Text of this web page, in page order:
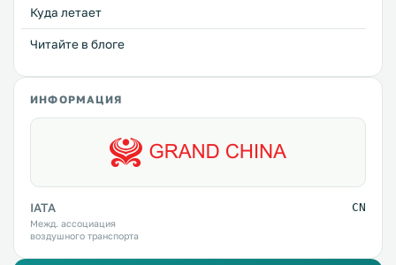
Куда летает
Читайте в блоге
ИНФОРМАЦИЯ
IATA
Межд. ассоциация
воздушного транспорта
CN